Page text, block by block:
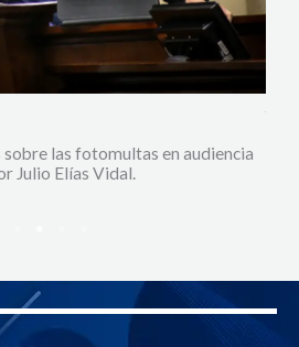
las fotomultas en audiencia
Julio Elías Vidal.